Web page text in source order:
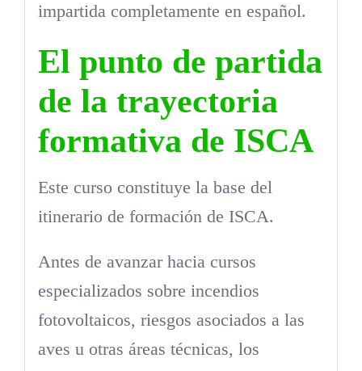
impartida completamente en español.
El punto de partida
de la trayectoria
formativa de ISCA
Este curso constituye la base del
itinerario de formación de ISCA.
Antes de avanzar hacia cursos
especializados sobre incendios
fotovoltaicos, riesgos asociados a las
aves u otras áreas técnicas, los